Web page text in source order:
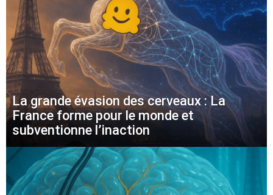
La grande évasion des cerveaux : La
France forme pour le monde et
subventionne l’inaction